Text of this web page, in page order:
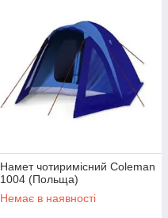
Намет чотиримісний Coleman
1004 (Польща)
Немає в наявності